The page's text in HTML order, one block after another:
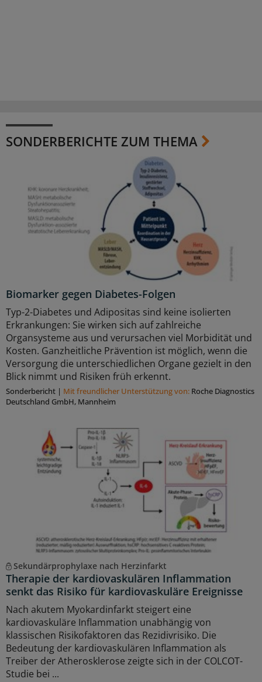
SONDERBERICHTE ZUM THEMA
Biomarker gegen Diabetes-Folgen
Typ-2-Diabetes und Adipositas sind keine isolierten
Erkrankungen: Sie wirken sich auf zahlreiche
Organsysteme aus und verursachen viel Morbidität und
Kosten. Ganzheitliche Prävention ist möglich, wenn die
Versorgung die unterschiedlichen Organe gezielt in den
Blick nimmt und Risiken früh erkennt.
Sonderbericht | Mit freundlicher Unterstützung von: Roche Diagnostics
Deutschland GmbH, Mannheim
Sekundärprophylaxe nach Herzinfarkt
Therapie der kardiovaskulären Inflammation
senkt das Risiko für kardiovaskuläre Ereignisse
Nach akutem Myokardinfarkt steigert eine
kardiovaskuläre Inflammation unabhängig von
klassischen Risikofaktoren das Rezidivrisiko. Die
Bedeutung der kardiovaskulären Inflammation als
Treiber der Atherosklerose zeigte sich in der COLCOT-
Studie bei ...